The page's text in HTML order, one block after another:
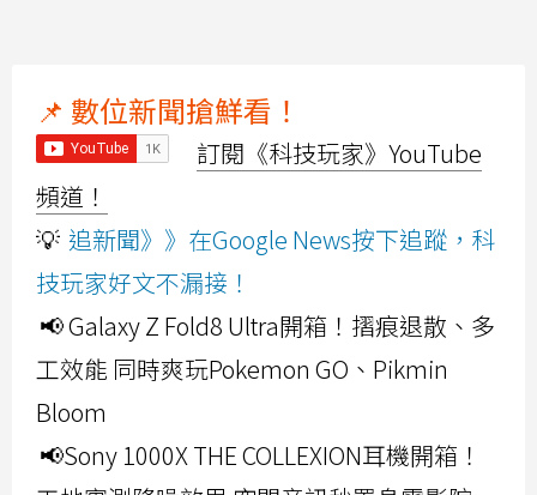
📌 數位新聞搶鮮看！
訂閱《科技玩家》YouTube
頻道！
💡 追新聞》》在Google News按下追蹤，科
技玩家好文不漏接！
📢 Galaxy Z Fold8 Ultra開箱！摺痕退散、多
工效能 同時爽玩Pokemon GO、Pikmin
Bloom
📢Sony 1000X THE COLLEXION耳機開箱！